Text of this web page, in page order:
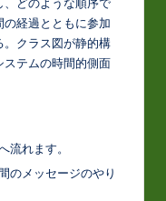
経過とともに参加
クラス図が静的構
テムの時間的側面
流れます。
のメッセージのやり